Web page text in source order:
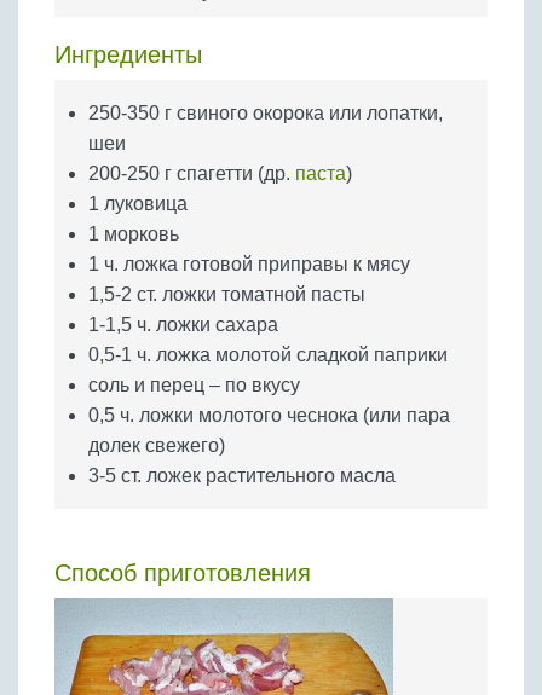
Яйца
Ингредиенты
250-350 г свиного окорока или лопатки,
шеи
200-250 г спагетти (др. паста)
1 луковица
1 морковь
1 ч. ложка готовой приправы к мясу
1,5-2 ст. ложки томатной пасты
1-1,5 ч. ложки сахара
0,5-1 ч. ложка молотой сладкой паприки
соль и перец – по вкусу
0,5 ч. ложки молотого чеснока (или пара
долек свежего)
3-5 ст. ложек растительного масла
Способ приготовления